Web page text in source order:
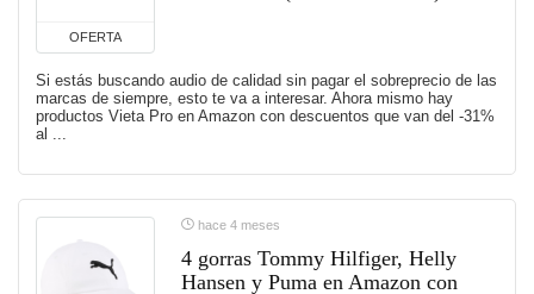
OFERTA
Si estás buscando audio de calidad sin pagar el sobreprecio de las
marcas de siempre, esto te va a interesar. Ahora mismo hay
productos Vieta Pro en Amazon con descuentos que van del -31%
al ...
hace 4 meses
4 gorras Tommy Hilfiger, Helly
Hansen y Puma en Amazon con